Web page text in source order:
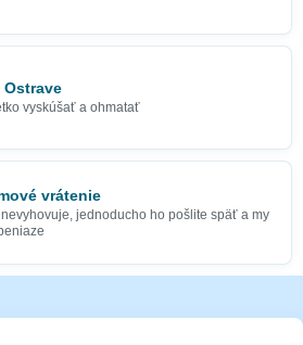
Ostrave
vyskúšať a ohmatať
vrátenie
nevyhovuje, jednoducho ho pošlite späť a my